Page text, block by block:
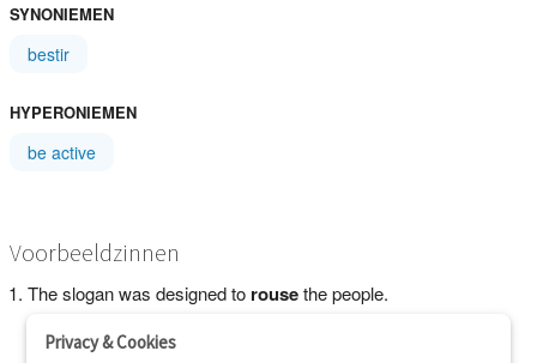
SYNONIEMEN
bestir
HYPERONIEMEN
be active
Voorbeeldzinnen
The slogan was designed to rousethe people.
Privacy & Cookies